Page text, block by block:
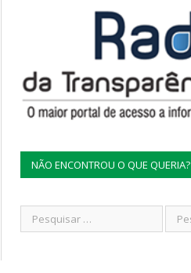
NÃO ENCONTROU O QUE QUERIA?